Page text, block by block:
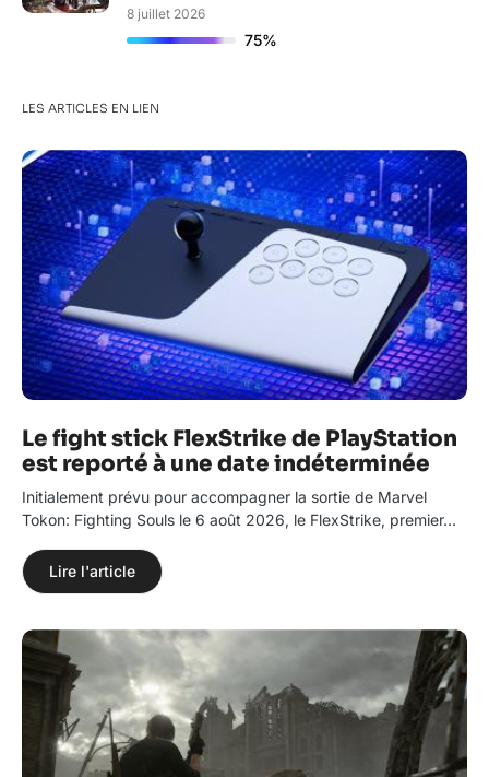
8 juillet 2026
75%
LES ARTICLES EN LIEN
Le fight stick FlexStrike de PlayStation
est reporté à une date indéterminée
Initialement prévu pour accompagner la sortie de Marvel
Tokon: Fighting Souls le 6 août 2026, le FlexStrike, premier…
Lire l'article